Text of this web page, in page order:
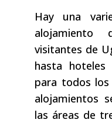
Hay una
alojamiento
visitantes de
hasta
para todos los
alojamientos
las áreas de